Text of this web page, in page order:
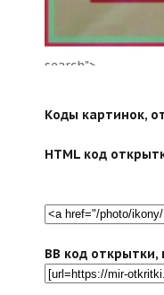
search">
Коды картинок,
HTML код
BB код